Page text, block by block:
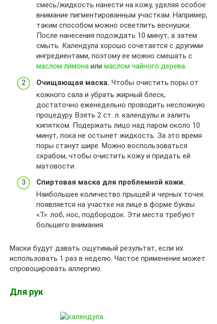
смесь/жидкость нанести на кожу, уделяя особое
внимание пигментированным участкам. Например,
таким способом можно осветлить веснушки.
После нанесения подождать 10 минут, а затем
смыть. Календула хорошо сочетается с другими
ингредиентами, поэтому ее можно смешать с
маслом лимона или маслом чайного дерева.
Очищающая маска. Чтобы очистить поры от
кожного сала и убрать жирный блеск,
достаточно еженедельно проводить несложную
процедуру. Взять 2 ст. л. календулы и залить
кипятком. Подержать лицо над паром около 10
минут, пока не остынет жидкость. За это время
поры станут шире. Можно воспользоваться
скрабом, чтобы очистить кожу и придать ей
матовости.
Спиртовая маска для проблемной кожи.
Наибольшее количество прыщей и черных точек
появляется на участке на лице в форме буквы
«Т»: лоб, нос, подбородок. Эти места требуют
большего внимания.
Маски будут давать ощутимый результат, если их
использовать 1 раз в неделю. Частое применение может
спровоцировать аллергию.
Для рук